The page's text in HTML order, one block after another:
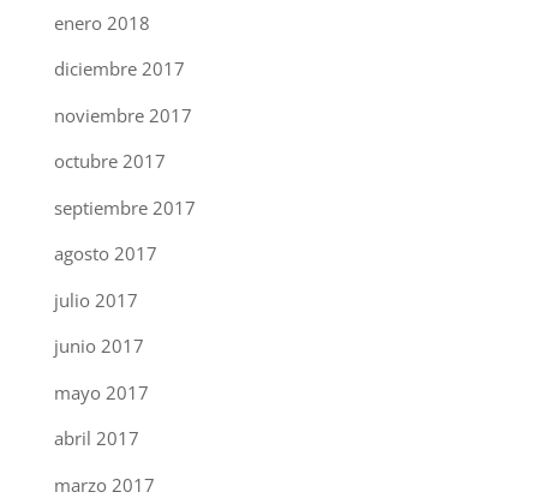
enero 2018
diciembre 2017
noviembre 2017
octubre 2017
septiembre 2017
agosto 2017
julio 2017
junio 2017
mayo 2017
abril 2017
marzo 2017